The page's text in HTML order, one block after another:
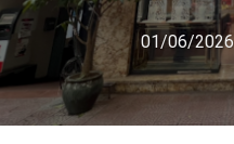
01/06/2026